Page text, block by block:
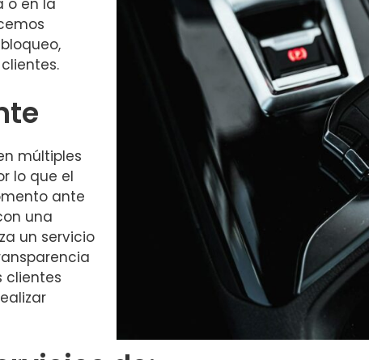
o en la
múltiples
lo que el
ante
una
un servicio
clientes